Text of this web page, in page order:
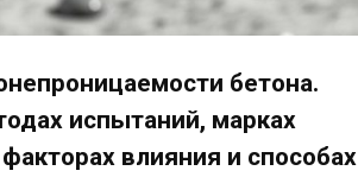
бетона.
испытаний, марках
влияния и способах